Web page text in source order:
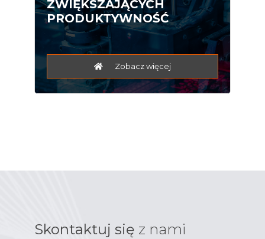
ZWIĘKSZAJĄCYCH
PRODUKTYWNOŚĆ
Zobacz więcej
Skontaktuj się z nami